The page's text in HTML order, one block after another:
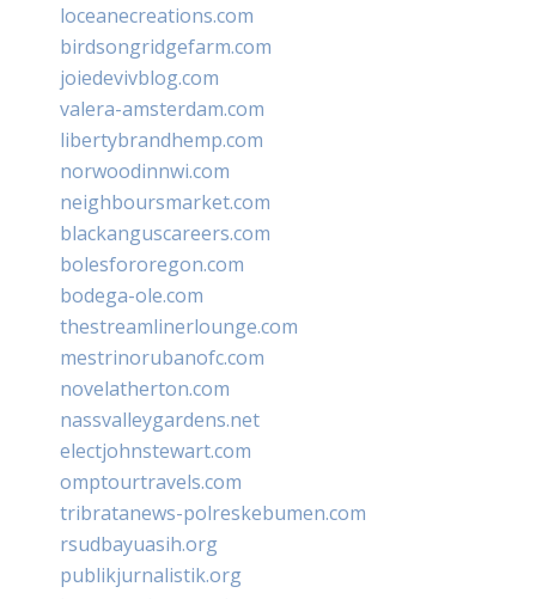
loceanecreations.com
birdsongridgefarm.com
joiedevivblog.com
valera-amsterdam.com
libertybrandhemp.com
norwoodinnwi.com
neighboursmarket.com
blackanguscareers.com
bolesfororegon.com
bodega-ole.com
thestreamlinerlounge.com
mestrinorubanofc.com
novelatherton.com
nassvalleygardens.net
electjohnstewart.com
omptourtravels.com
tribratanews-polreskebumen.com
rsudbayuasih.org
publikjurnalistik.org